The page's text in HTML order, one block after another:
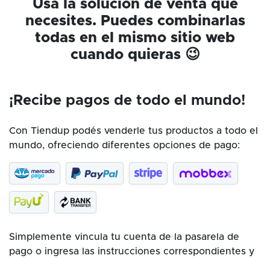
Usa la solución de venta que
necesites. Puedes combinarlas
todas en el mismo sitio web
cuando quieras 😉
¡Recibe pagos de todo el mundo!
Con Tiendup podés venderle tus productos a todo el
mundo, ofreciendo diferentes opciones de pago:
Simplemente vincula tu cuenta de la pasarela de
pago o ingresa las instrucciones correspondientes y